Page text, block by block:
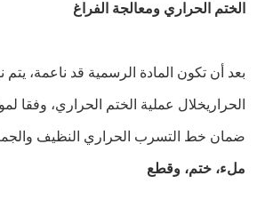
الختم الحراري ومعالجة الفراغ
بعد أن تكون المادة الرسمية قد ناعمة،
الحراريخلال عملية الختم الحراري، وفقا
ضمان خط التسرب الحراري النظيف
ملء، ختم، وقطع